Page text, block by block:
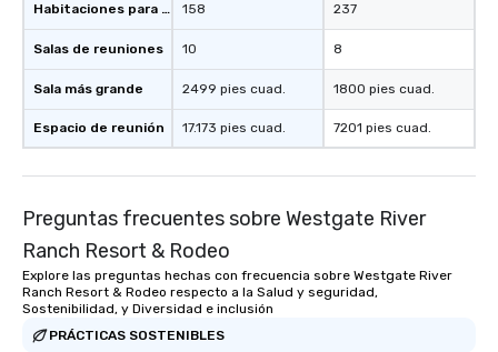
Habitaciones para huéspedes
Salas de reuniones
Sala más grande
Espacio de reunión
158
10
2499 pies cuad.
17.173 pies cuad.
237
8
1800 pies cuad.
7201 pies cuad.
Preguntas frecuentes sobre Westgate River
Ranch Resort & Rodeo
Explore las preguntas hechas con frecuencia sobre Westgate River
Ranch Resort & Rodeo respecto a la Salud y seguridad,
Sostenibilidad, y Diversidad e inclusión
PRÁCTICAS SOSTENIBLES